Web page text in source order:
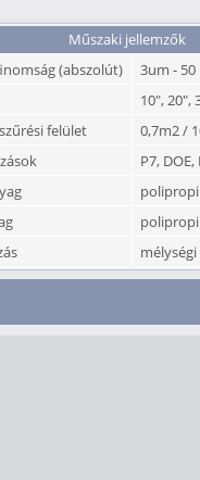
Műszaki jellemzők
(abszolút)
3um - 50
10", 20",
felület
0,7m2 /
P7, DOE,